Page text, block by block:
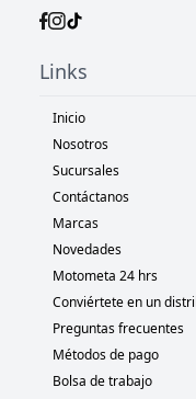
Links
Inicio
Nosotros
Sucursales
Contáctanos
Marcas
Novedades
Motometa 24 hrs
Conviértete en un
Preguntas frecuentes
Métodos de pago
Bolsa de trabajo